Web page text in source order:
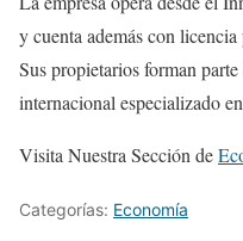
y cuenta además con
Sus propietarios forman
internacional especializado
Visita Nuestra Sección de
Categorías: Economía